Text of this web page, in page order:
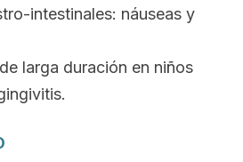
intestinales: náuseas y
larga duración en niños